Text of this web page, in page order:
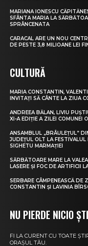
MARIANA IONESCU
SFÂNTA MARIA LA
SPRÂNCENATA
CARACAL ARE UN NOU
DE PESTE 3,8 MILIOANE LEI
CULTURĂ
MARIA CONSTANTIN,
INVITAȚI SĂ CÂNTE LA ZIUA
ANDREEA BĂLAN, LIVIU
XI-A EDIȚIE A ZILEI COMUNEI
ANSAMBLUL „BRÂULEȚUL”
JUDEȚUL OLT LA
SIGHETU MARMAȚIEI
SĂRBĂTOARE MARE LA
LASERE ȘI FOC DE ARTIFICII
SERBARE CÂMPENEASCĂ DE
CONSTANTIN ȘI LAVINIA
NU PIERDE NICIO
FI LA CURENT CU TOATE
ORAȘUL TĂU.